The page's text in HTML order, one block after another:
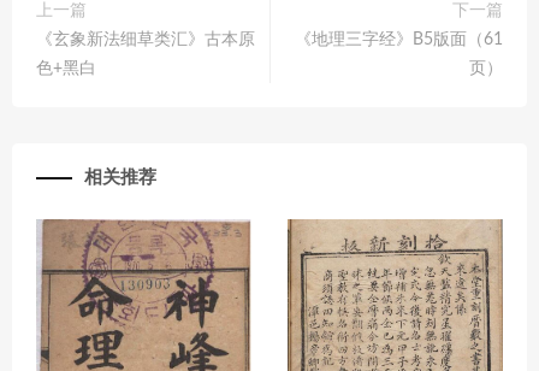
上一篇
《玄象新法细草类汇》古本原
色+黑白
下一篇
《地理三字经》B5版面（61
页）
相关推荐